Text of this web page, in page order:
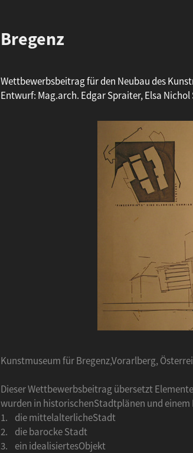
Bregenz
Wettbewerbsbeitrag für den Neubau des
Entwurf: Mag.arch. Edgar Spraiter, Elsa
Kunstmuseum für Bregenz,Vorarlberg,
Dieser Wettbewerbsbeitrag übersetzt
wurden in historischenStadtplänen und einem
1. die mittelalterlicheStadt
2. die barocke Stadt
3. ein idealisiertesObjekt